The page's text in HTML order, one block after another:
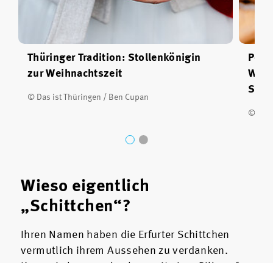
Thüringer Tradition: Stollenkönigin
zur Weihnachtszeit
© Das ist Thüringen / Ben Cupan
© Das
Wieso eigentlich
„Schittchen“?
Ihren Namen haben die Erfurter Schittchen
vermutlich ihrem Aussehen zu verdanken.